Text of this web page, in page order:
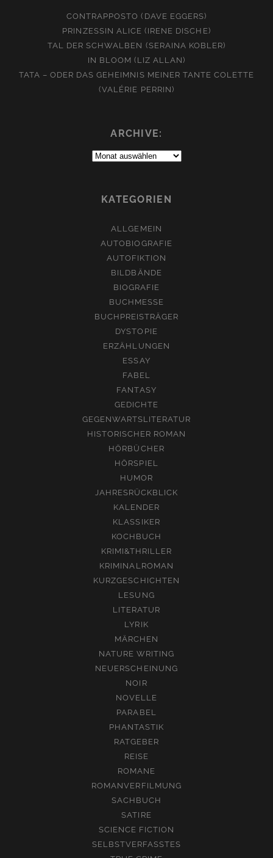
CONTRAPPOSTO (DAVE EGGERS)
PRINZESSIN ALICE (IRENE DISCHE)
TAL DER SCHWALBEN (SERAINA KOBLER)
IN BLOOM (LIZ ALLAN)
TATA – ODER DAS GEHEIMNIS MEINER TANTE COLETTE
(VALÉRIE PERRIN)
ARCHIVE:
Archive:
KATEGORIEN
ALLGEMEIN
AUTOBIOGRAFIE
AUTOFIKTION
BILDBÄNDE
BIOGRAFIE
BUCHMESSE
BUCHPREISTRÄGER
DYSTOPIE
ERZÄHLUNGEN
ESSAY
FABEL
FANTASY
GEDICHTE
GEGENWARTSLITERATUR
HISTORISCHER ROMAN
HÖRBÜCHER
HÖRSPIEL
HUMOR
JAHRESRÜCKBLICK
KALENDER
KLASSIKER
KOCHBUCH
KRIMI&THRILLER
KRIMINALROMAN
KURZGESCHICHTEN
LESUNG
LITERATUR
LYRIK
MÄRCHEN
NATURE WRITING
NEUERSCHEINUNG
NOIR
NOVELLE
PARABEL
PHANTASTIK
RATGEBER
REISE
ROMANE
ROMANVERFILMUNG
SACHBUCH
SATIRE
SCIENCE FICTION
SELBSTVERFASSTES